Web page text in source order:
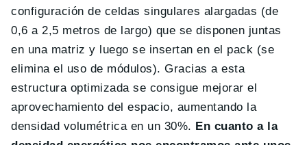
configuración de celdas singulares alargadas (de
0,6 a 2,5 metros de largo) que se disponen juntas
en una matriz y luego se insertan en el pack (se
elimina el uso de módulos). Gracias a esta
estructura optimizada se consigue mejorar el
aprovechamiento del espacio, aumentando la
densidad volumétrica en un 30%. En cuanto a la